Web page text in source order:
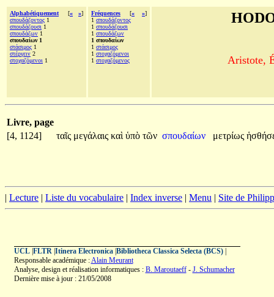
Alphabétiquement [« »]
σπουδάζοντος 1
σπουδάζουσι 1
σπουδάζων 1
σπουδαίων 1
στάσιμος 1
στέργειν 2
στοχαζόμενοι 1
Fréquences [« »]
1 σπουδάζοντος
1 σπουδάζουσι
1 σπουδάζων
1 σπουδαίων
1 στάσιμος
1 στοχαζόμενοι
1 στοχαζόμενος Aristote,
Livre, page
[4, 1124]
ταῖς μεγάλαις καὶ ὑπὸ τῶν σπουδαίων μετρίως
| Lecture | Liste du vocabulaire | Index inverse | Menu | Site de
UCL| FLTR| Itinera Electronica| Bibliotheca Classica Selecta (BCS)|
Responsable académique :Alain Meurant
Analyse, design et réalisation informatiques : B. Maroutaeff- J. Schumacher
Dernière mise à jour : 21/05/2008